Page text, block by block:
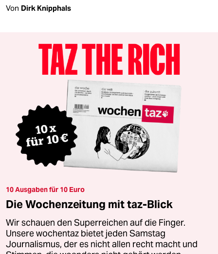
Von Dirk Knipphals
10 Ausgaben für 10 Euro
Die Wochenzeitung mit taz-Blick
Wir schauen den Superreichen auf die Finger.
Unsere wochentaz bietet jeden Samstag
Journalismus, der es nicht allen recht macht und